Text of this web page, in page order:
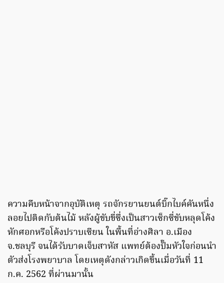
ความคืบหน้าจากอุบัติเหตุ รถจักรยานยนต์บิ๊กไบค์คันหนึ่ง
ลอยไปติดกับต้นไม้ หลังผู้ขับขี่ซึ่งเป็นสาวเซ็กซี่ขับหลุดโค้ง
หักศอกหรือโค้งปราบเซียน ในพื้นที่อ่างศิลา อ.เมือง
จ.ชลบุรี จนได้รับบาดเจ็บสาหัส แพทย์ต้องปั๊มหัวใจก่อนนำ
ตัวส่งโรงพยาบาล โดยเหตุดังกล่าวเกิดขึ้นเมื่อวันที่ 11
ก.ค. 2562 ที่ผ่านมานั้น